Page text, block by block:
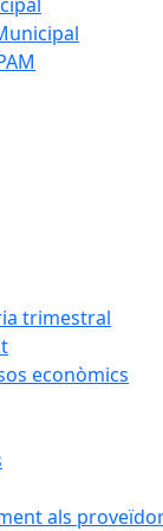
trimestral
econòmics
als